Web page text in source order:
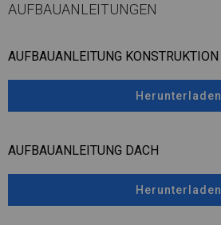
AUFBAUANLEITUNGEN
AUFBAUANLEITUNG KONSTRUKTION
Herunterladen
AUFBAUANLEITUNG DACH
Herunterladen